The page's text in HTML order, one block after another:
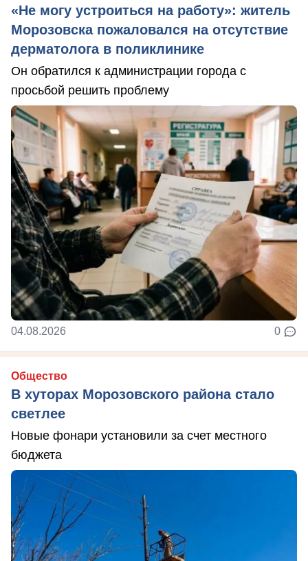
«Не могу устроиться на работу»: житель
Морозовска пожаловался на отсутствие
дерматолога в поликлинике
Он обратился к администрации города с
просьбой решить проблему
04.08.2026 0
Общество
В хуторах Морозовского района стало
светлее
Новые фонари установили за счет местного
бюджета